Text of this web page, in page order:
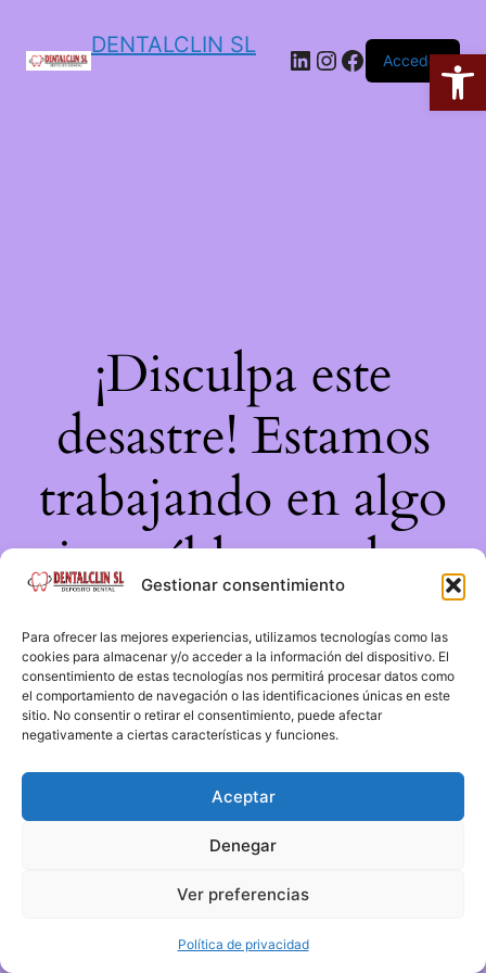
Gestionar consentimiento
Para ofrecer las mejores experiencias, utilizamos tecnologías como las
cookies para almacenar y/o acceder a la información del dispositivo. El
consentimiento de estas tecnologías nos permitirá procesar datos como
el comportamiento de navegación o las identificaciones únicas en este
sitio. No consentir o retirar el consentimiento, puede afectar
negativamente a ciertas características y funciones.
Aceptar
Denegar
Ver preferencias
Política de privacidad
DENTALCLIN SL
Acceder
¡Disculpa este
desastre! Estamos
trabajando en algo
increíble, ¡vuelve
pronto!